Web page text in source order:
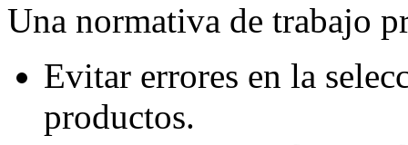
Una normativa de trabajo
Evitar errores en la
productos.